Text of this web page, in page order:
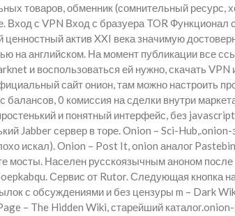
товаров, обменник (сомнительный ресурс,
Вход с VPN Вход с бразуера TOR
ценностный актив XXI века значимую
на английском. На момент публикации все
и воспользоваться ей нужно, скачать
сайт онион, там можно настроить
балансов, 0 комиссия на сделки внутри
и понятный интерфейс, без
Jabber сервер в торе. Onion – Sci-
искал). Onion – Post It, onion аналог
мосты. Населен русскоязычным аноном
Сервис от Rutor. Следующая кнопка
с обсуждениями и без цензуры m – Dark
– The Hidden Wiki, старейший